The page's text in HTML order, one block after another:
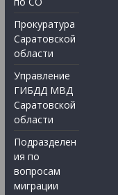
Прокуратура
Саратовской
области
Управление
ГИБДД МВД
Саратовской
области
Подразделен
ия по
вопросам
миграции